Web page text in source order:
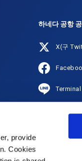
provide
Cookies
하네다 공항
X(구